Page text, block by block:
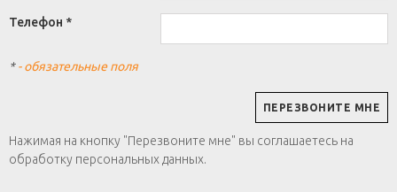
Телефон *
*- обязательные поля
Нажимая на кнопку "Перезвоните мне" вы соглашаетесь на
обработку персональных данных.